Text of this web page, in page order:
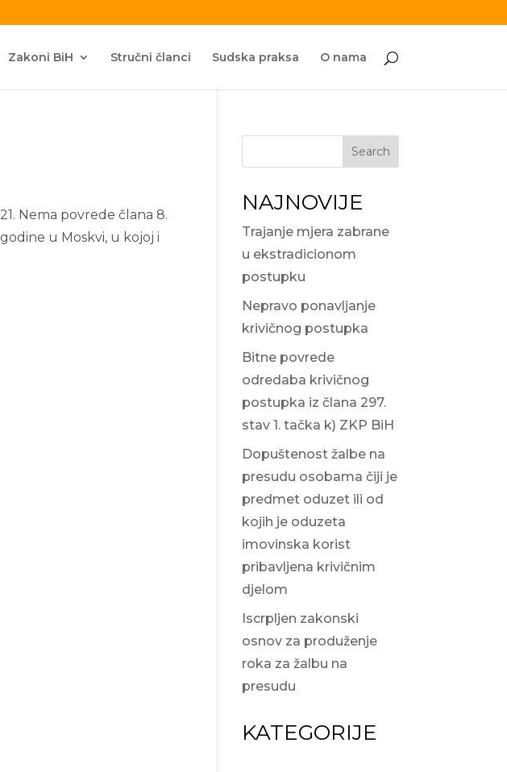
Zakoni BiH Stručni članci Sudska praksa O nama
Nema povrede člana 8.
u Moskvi, u kojoj i
Search
NAJNOVIJE
Trajanje mjera zabrane
u ekstradicionom
postupku
Nepravo ponavljanje
krivičnog postupka
Bitne povrede
odredaba krivičnog
postupka iz člana 297.
stav 1. tačka k) ZKP BiH
Dopuštenost žalbe na
presudu osobama čiji je
predmet oduzet ili od
kojih je oduzeta
imovinska korist
pribavljena krivičnim
djelom
Iscrpljen zakonski
osnov za produženje
roka za žalbu na
presudu
KATEGORIJE